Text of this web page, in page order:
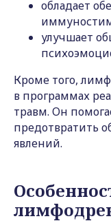
обладает
улучшает
Кроме того,
в программах
травм. Он
предотвратить
явлений.